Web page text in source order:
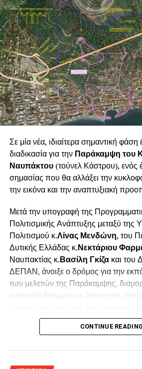
Σε μία νέα, ιδιαίτερα σημαντική φάση
διαδικασία για την Παράκαμψη του
Ναυπάκτου(τούνελ Κάστρου), ενός
σημασίας που θα αλλάξει την
την εικόνα και την αναπτυξιακή
Μετά την υπογραφή της
Πολιτισμικής Ανάπτυξης μεταξύ της
Πολιτισμού κ.Λίνας Μενδώνη, του
Δυτικής Ελλάδας κ.Νεκτάριου
Ναυπακτίας κ.Βασίλη Γκίζακαι του
ΔΕΠΑΝ, άνοιξε ο δρόμος για την
των μελετών της Παράκαμψης,
αναγκαίο θεσμικό και διοικητικό
που έχουν σχεδιαστεί για τη
χρηματοδοτείται από το Πρόγραμμα
περιλαμβάνει την εκπόνηση του
CONTINUE READING